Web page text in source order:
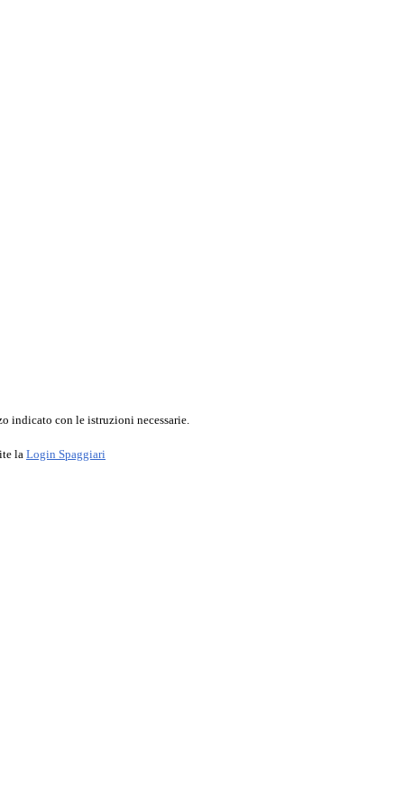
indicato con le istruzioni necessarie.
la Login Spaggiari